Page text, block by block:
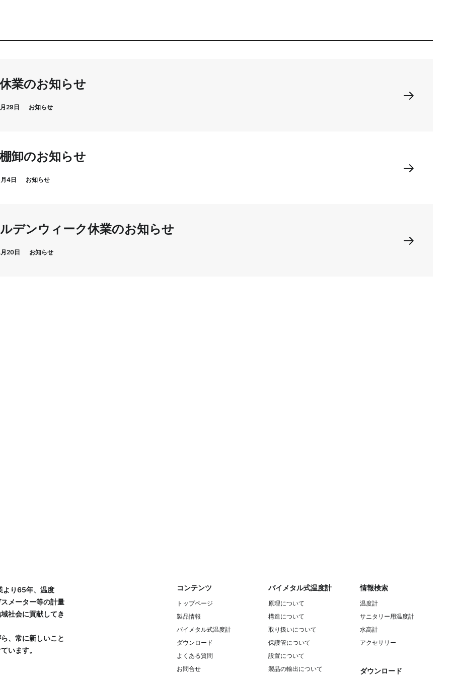
業のお知らせ
29日 お知らせ
卸のお知らせ
4日 お知らせ
デンウィーク休業のお知らせ
20日 お知らせ
より65年、温度
メーター等の計量
社会に貢献してき
、常に新しいこと
います。
コンテンツ
トップページ
製品情報
バイメタル式温度計
ダウンロード
よくある質問
お問合せ
バイメタル式温度計
原理について
構造について
取り扱いについて
保護管について
設置について
製品の輸出について
情報検索
温度計
サニタリー用温度計
水高計
アクセサリー
ダウンロード